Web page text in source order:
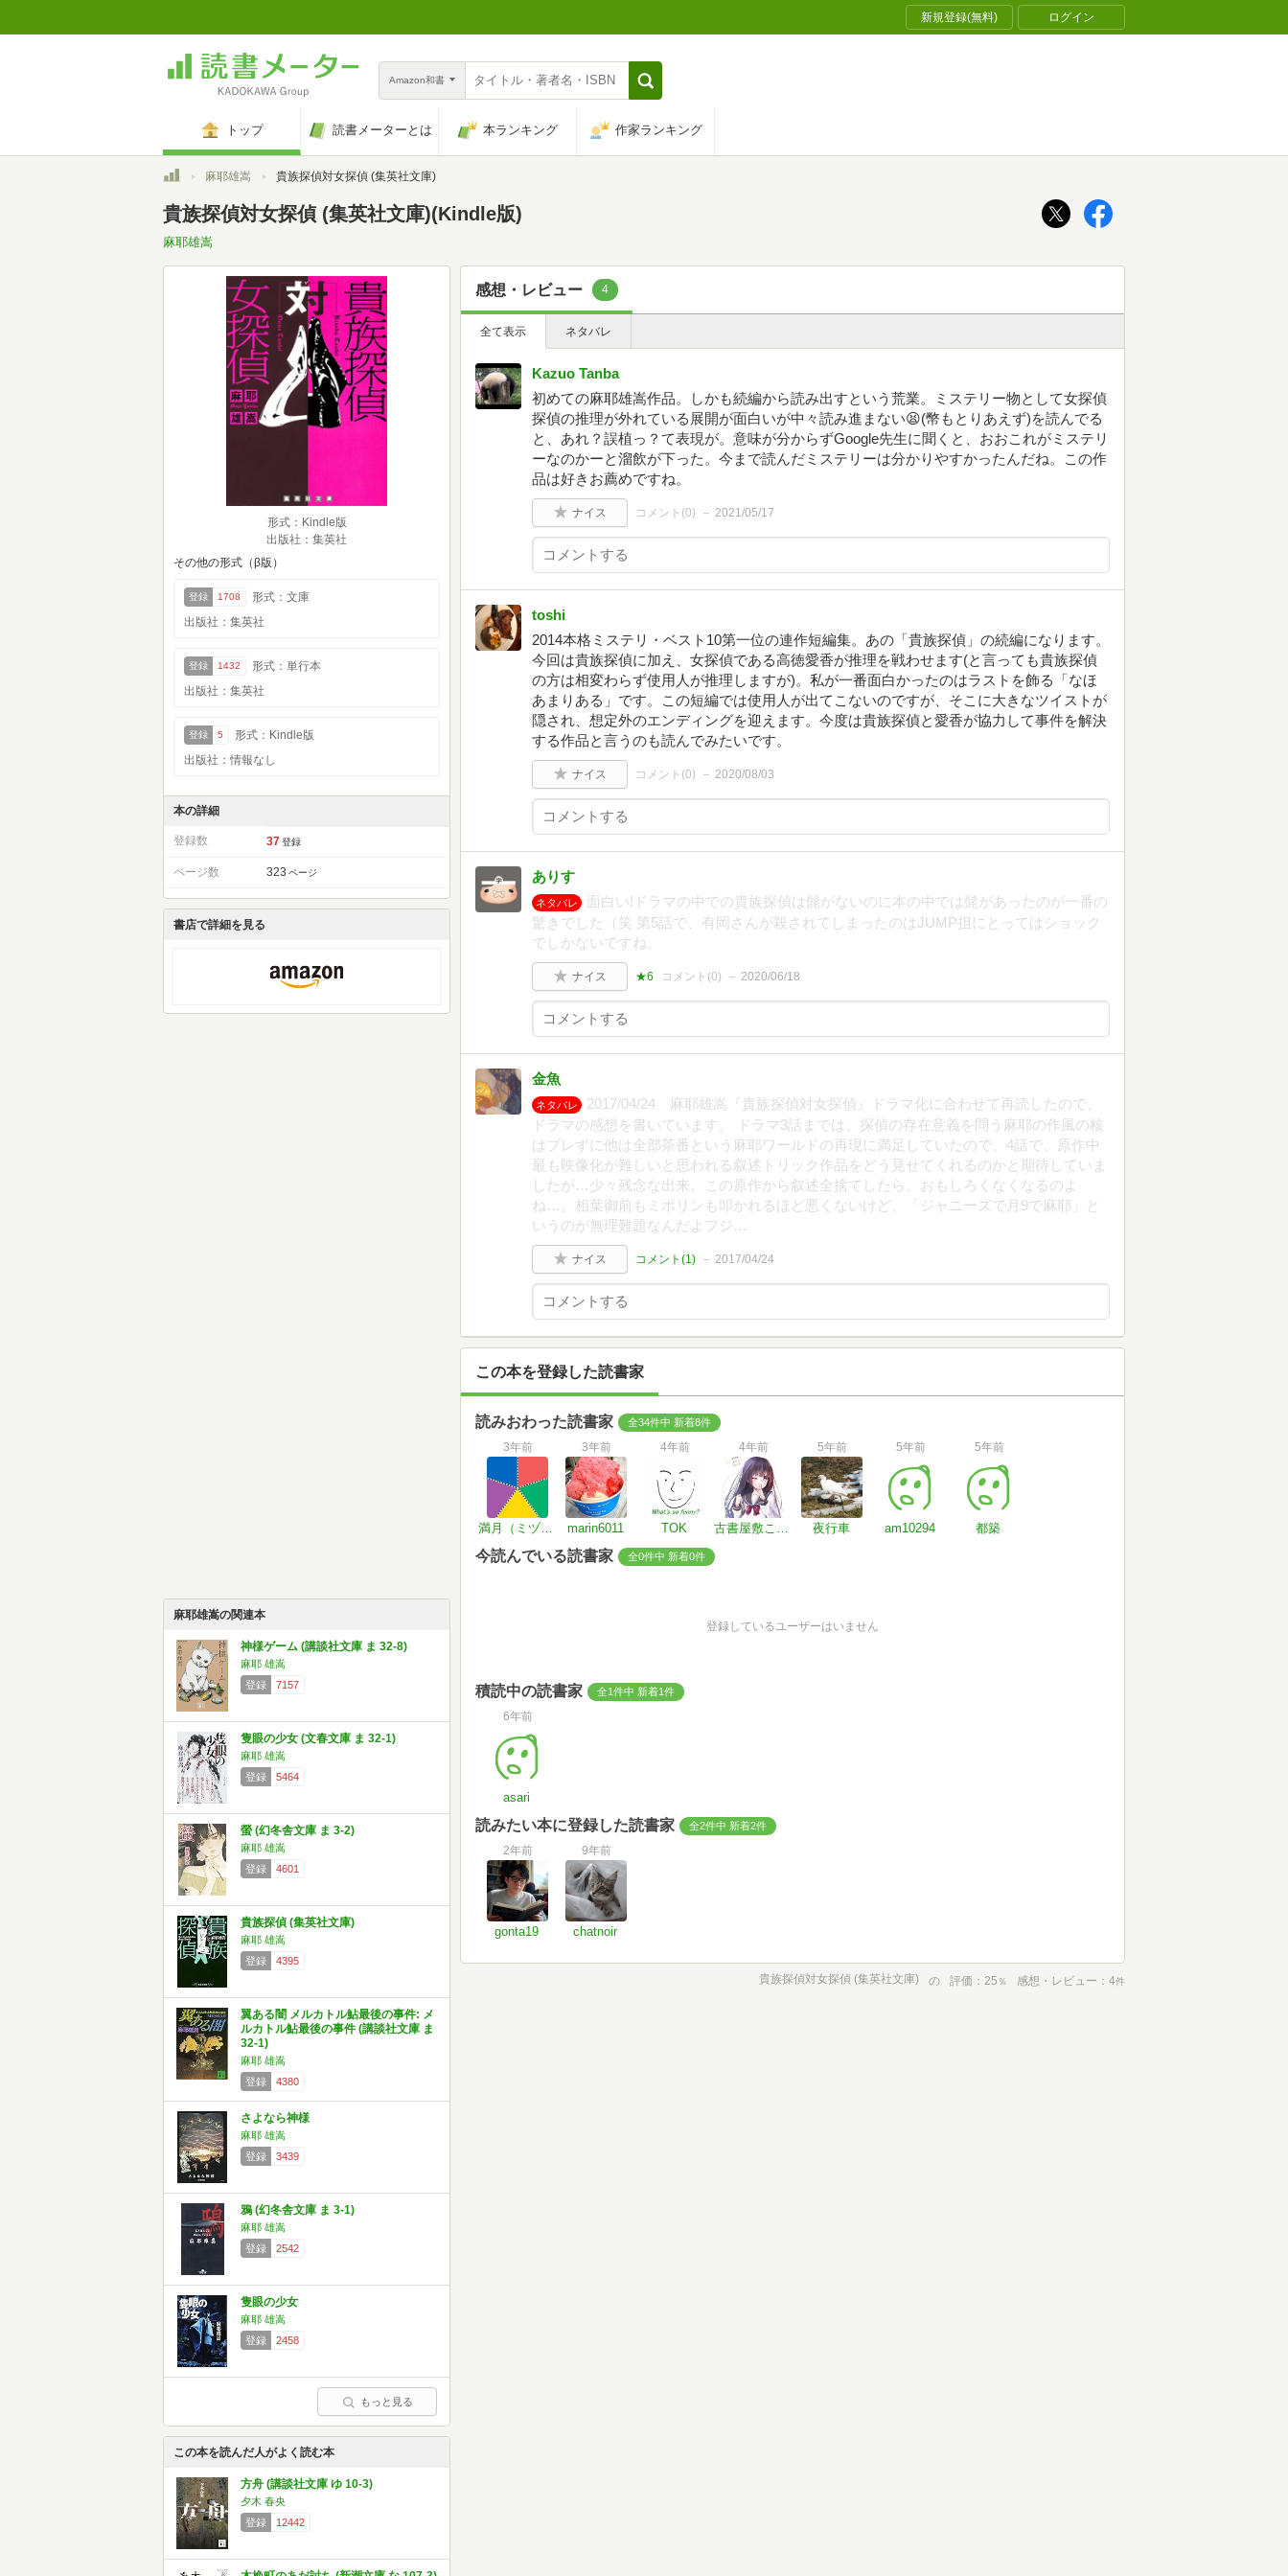
新規登録(無料) ログイン
Amazon和書
トップ 読書メーターとは 本ランキング 作家ランキング
トップ麻耶雄嵩 貴族探偵対女探偵 (集英社文庫)
貴族探偵対女探偵 (集英社文庫)(Kindle版)
麻耶雄嵩
形式：Kindle版
出版社：集英社
その他の形式（β版）
登録 1708
形式：文庫
出版社：集英社
登録 1432
形式：単行本
出版社：集英社
登録 5
形式：Kindle版
出版社：情報なし
本の詳細
登録数 37 登録
ページ数 323 ページ
書店で詳細を見る
麻耶雄嵩の関連本
神様ゲーム (講談社文庫 ま 32-8)
麻耶 雄嵩
登録
7157
隻眼の少女 (文春文庫 ま 32-1)
麻耶 雄嵩
登録
5464
螢 (幻冬舎文庫 ま 3-2)
麻耶 雄嵩
登録
4601
貴族探偵 (集英社文庫)
麻耶 雄嵩
登録
4395
翼ある闇 メルカトル鮎最後の事件: メ
ルカトル鮎最後の事件 (講談社文庫 ま
32-1)
麻耶 雄嵩
登録
4380
さよなら神様
麻耶 雄嵩
登録
3439
鴉 (幻冬舎文庫 ま 3-1)
麻耶 雄嵩
登録
2542
隻眼の少女
麻耶 雄嵩
登録
2458
もっと見る
この本を読んだ人がよく読む本
方舟 (講談社文庫 ゆ 10-3)
夕木 春央
登録
12442
感想・レビュー 4
全て表示 ネタバレ
Kazuo Tanba
初めての麻耶雄嵩作品。しかも続編から読み出すという荒業。ミステリー物として女探偵
探偵の推理が外れている展開が面白いが中々読み進まない😫(幣もとりあえず)を読んでる
と、あれ？誤植っ？て表現が。意味が分からずGoogle先生に聞くと、おおこれがミステリ
ーなのかーと溜飲が下った。今まで読んだミステリーは分かりやすかったんだね。この作
品は好きお薦めですね。
ナイス コメント(0) 2021/05/17
toshi
2014本格ミステリ・ベスト10第一位の連作短編集。あの「貴族探偵」の続編になります。
今回は貴族探偵に加え、女探偵である高徳愛香が推理を戦わせます(と言っても貴族探偵
の方は相変わらず使用人が推理しますが)。私が一番面白かったのはラストを飾る「なほ
あまりある」です。この短編では使用人が出てこないのですが、そこに大きなツイストが
隠され、想定外のエンディングを迎えます。今度は貴族探偵と愛香が協力して事件を解決
する作品と言うのも読んでみたいです。
ナイス コメント(0) 2020/08/03
ありす
ネタバレ
面白い!ドラマの中での貴族探偵は髭がないのに本の中では髭があったのが一番の
驚きでした（笑 第5話で、有岡さんが殺されてしまったのはJUMP担にとってはショック
でしかないですね。
ナイス ★6 コメント(0) 2020/06/18
金魚
ネタバレ
2017/04/24 麻耶雄嵩『貴族探偵対女探偵』ドラマ化に合わせて再読したので、
ドラマの感想を書いています。 ドラマ3話までは、探偵の存在意義を問う麻耶の作風の核
はブレずに他は全部茶番という麻耶ワールドの再現に満足していたので、4話で、原作中
最も映像化が難しいと思われる叙述トリック作品をどう見せてくれるのかと期待していま
したが…少々残念な出来。この原作から叙述全捨てしたら、おもしろくなくなるのよ
ね…。相葉御前もミポリンも叩かれるほど悪くないけど、「ジャニーズで月9で麻耶」と
いうのが無理難題なんだよフジ…
ナイス コメント(1) 2017/04/24
この本を登録した読書家
読みおわった読書家 全34件中 新着8件
3年前
満月（ミヅキ）
3年前
marin6011
4年前
TOK
4年前
古書屋敷こるの
5年前
夜行車
5年前
am10294
5年前
都築
今読んでいる読書家 全0件中 新着0件
登録しているユーザーはいません
積読中の読書家 全1件中 新着1件
6年前
asari
読みたい本に登録した読書家 全2件中 新着2件
2年前
gonta19
9年前
chatnoir
貴族探偵対女探偵 (集英社文庫) の 評価 25 ％ 感想・レビュー 4件